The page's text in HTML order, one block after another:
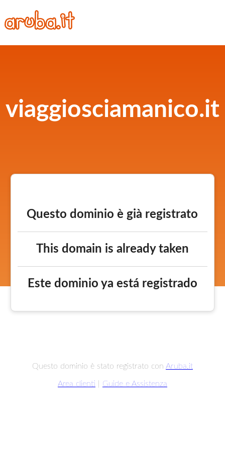
viaggiosciamanico.it
Questo dominio è già registrato
This domain is already taken
Este dominio ya está registrado
Questo dominio è stato registrato con Aruba.it
Area clienti Guide e Assistenza